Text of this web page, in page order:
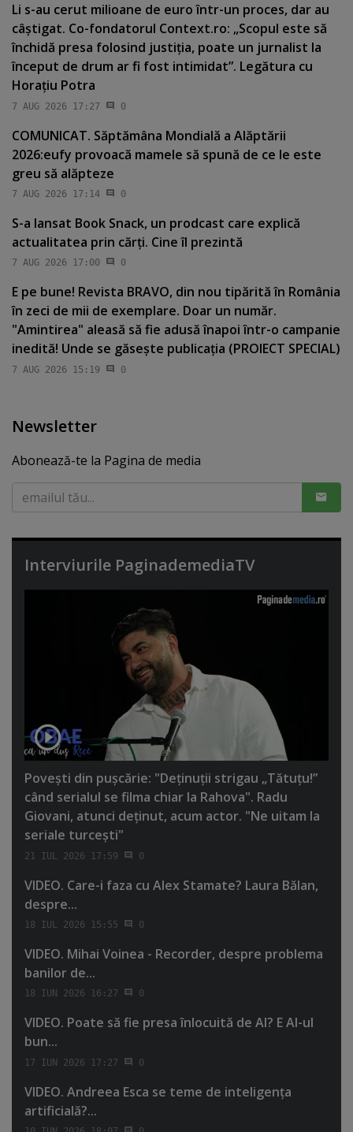
Li s-au cerut milioane de euro într-un proces, dar au
câştigat. Co-fondatorul Context.ro: „Scopul este să
închidă presa folosind justiţia, poate un jurnalist la
început de drum ar fi fost intimidat”. Legătura cu
Horaţiu Potra
7 AUG 2026 17:27 0
COMUNICAT. Săptămâna Mondială a Alăptării
2026:eufy provoacă mamele să spună de ce le este
greu să alăpteze
7 AUG 2026 17:14 0
S-a lansat Book Snack, un prodcast care explică
actualitatea prin cărţi. Cine îl prezintă
7 AUG 2026 17:00 0
E pe bune! Revista BRAVO, din nou tipărită în România
în zeci de mii de exemplare. Doar un număr.
"Amintirea" aleasă să fie adusă înapoi într-o campanie
inedită! Unde se găseşte publicaţia (PROIECT SPECIAL)
7 AUG 2026 15:19 0
Newsletter
Abonează-te la Pagina de media
Interviurile PaginademediaTV
Poveşti din puşcărie: "Deţinuţii strigau „Tătuţu!”
când serialul se filma chiar la Rahova". Radu
Giovani, atunci deţinut, acum actor. "Ne uitam la
seriale turceşti"
21 IUL 2026 17:59 0
VIDEO. Care-i faza cu Alex Stamate? Laura Bălan,
despre...
18 IUL 2026 15:55 0
VIDEO. Mihai Voinea - Recorder, despre problema
banilor de...
18 IUN 2026 16:27 0
VIDEO. Poate să fie presa înlocuită de AI? E AI-ul
bun...
17 IUN 2026 17:27 0
VIDEO. Andreea Esca se teme de inteligenţa
artificială?...